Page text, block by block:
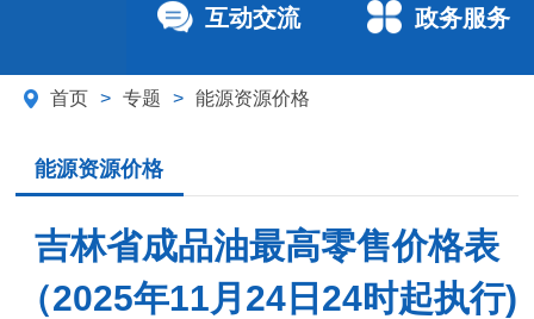
互动交流 政务服务
首页 > 专题 > 能源资源价格
能源资源价格
吉林省成品油最高零售价格表
（2025年11月24日24时起执行)